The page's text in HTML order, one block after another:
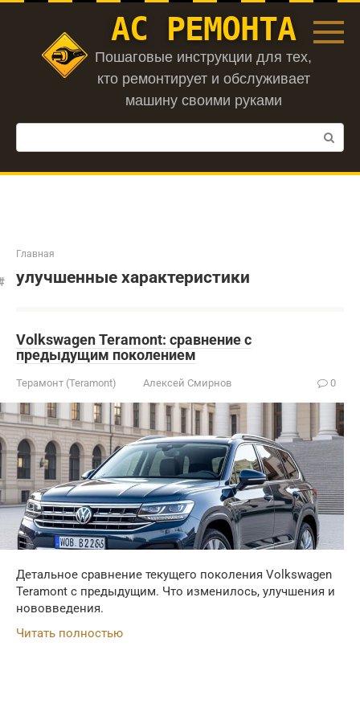
Перейти
АС РЕМОНТА
Пошаговые инструкции для тех,
кто ремонтирует и обслуживает
машину своими руками
Поиск:
Главная
улучшенные характеристики
Volkswagen Teramont: сравнение с
предыдущим поколением
Терамонт (Teramont) Алексей Смирнов 0
Детальное сравнение текущего поколения Volkswagen
Teramont с предыдущим. Что изменилось, улучшения и
нововведения.
Читать полностью